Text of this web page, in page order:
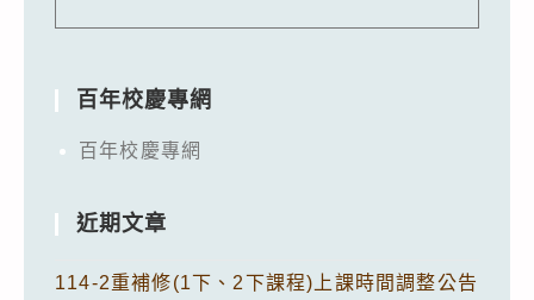
百年校慶專網
百年校慶專網
近期文章
114-2重補修(1下、2下課程)上課時間調整公告